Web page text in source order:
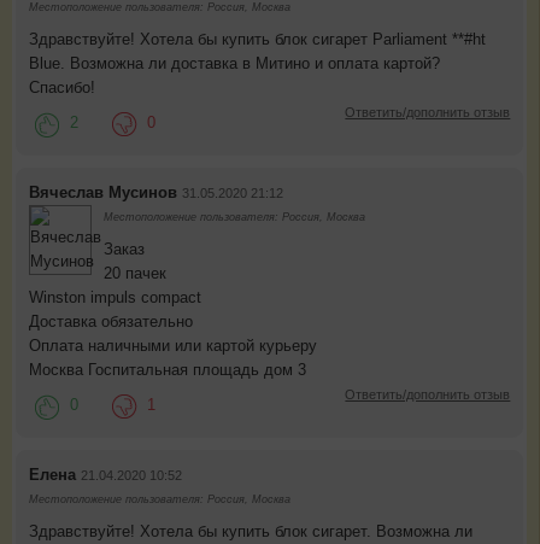
Местоположение пользователя: Россия, Москва
Здравствуйте! Хотела бы купить блок сигарет Parliament **#ht
Blue. Возможна ли доставка в Митино и оплата картой?
Спасибо!
Ответить/дополнить отзыв
2 0
Вячеслав Мусинов 31.05.2020 21:12
Местоположение пользователя: Россия, Москва
Заказ
20 пачек
Winston impuls compact
Доставка обязательно
Оплата наличными или картой курьеру
Москва Госпитальная площадь дом 3
Ответить/дополнить отзыв
0 1
Елена 21.04.2020 10:52
Местоположение пользователя: Россия, Москва
Здравствуйте! Хотела бы купить блок сигарет. Возможна ли